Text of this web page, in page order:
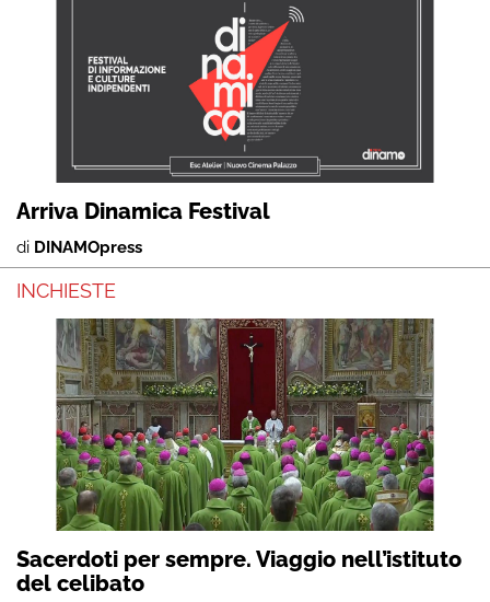
Arriva Dinamica Festival
di DINAMOpress
INCHIESTE
Sacerdoti per sempre. Viaggio nell’istituto
del celibato